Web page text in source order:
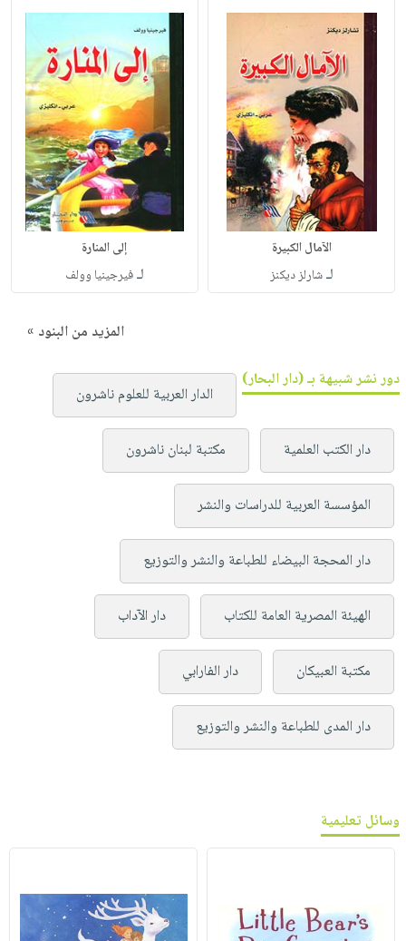
الآمال الكبيرة
لـشارلز ديكنز
إلى المنارة
لـفيرجينيا وولف
المزيد من البنود »
دور نشر شبيهة بـ (دار البحار)
الدار العربية للعلوم ناشرون
دار الكتب العلمية مكتبة لبنان ناشرون
المؤسسة العربية للدراسات والنشر
دار المحجة البيضاء للطباعة والنشر والتوزيع
الهيئة المصرية العامة للكتاب دار الآداب
مكتبة العبيكان دار الفارابي
دار المدى للطباعة والنشر والتوزيع
وسائل تعليمية